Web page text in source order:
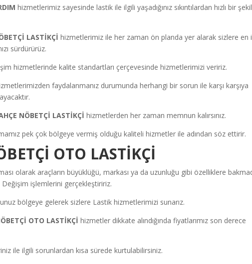
hizmetlerimiz sayesinde lastik ile ilgili yaşadığınız sıkıntılardan hızlı bir
LASTİKÇİ hizmetlerimiz ile her zaman ön planda yer alarak sizlere en
sürdürürüz.
hizmetlerinde kalite standartları çerçevesinde hizmetlerimizi veririz.
faydalanmanız durumunda herhangi bir sorun ile karşı karşıya
NÖBETÇİ LASTİKÇİ hizmetlerden her zaman memnun kalırsınız.
pek çok bölgeye vermiş olduğu kaliteli hizmetler ile adından söz ettirir.
OTO LASTİKÇİ
olarak araçların büyüklüğü, markası ya da uzunluğu gibi özelliklere
Değişim işlemlerini gerçekleştiririz.
bölgeye gelerek sizlere Lastik hizmetlerimizi sunarız.
OTO LASTİKÇİ hizmetler dikkate alındığında fiyatlarımız son derece
ile ilgili sorunlardan kısa sürede kurtulabilirsiniz.